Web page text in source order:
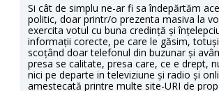
Si cât de simplu ne-ar fi sa îndepărtăm
politic, doar printr/o prezenta masiva la
exercita votul cu buna credință și
informații corecte, pe care le găsim,
scoțând doar telefonul din buzunar și
presa se calitate, presa care, ce e drept,
nici pe departe in televiziune și radio și
amestecată printre multe site-URI de